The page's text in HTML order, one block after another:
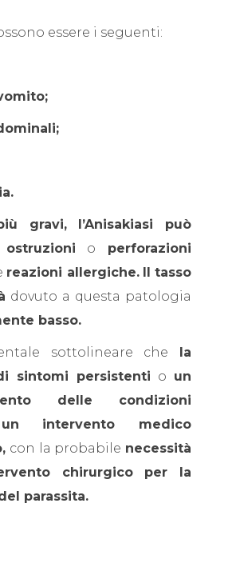
essere i seguenti:
gravi, l’Anisakiasi può
o perforazioni
reazioni allergiche. Il tasso
dovuto a questa patologia
basso.
sottolineare che la
sintomi persistenti o un
delle condizioni
un intervento medico
con la probabile necessità
chirurgico per la
parassita.